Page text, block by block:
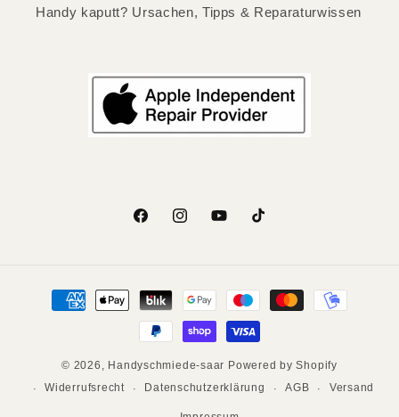
Handy kaputt? Ursachen, Tipps & Reparaturwissen
FacebookInstagramYouTubeTikTok
Zahlungsmethoden
© 2026, Handyschmiede-saar Powered by Shopify
Widerrufsrecht
Datenschutzerklärung AGB Versand